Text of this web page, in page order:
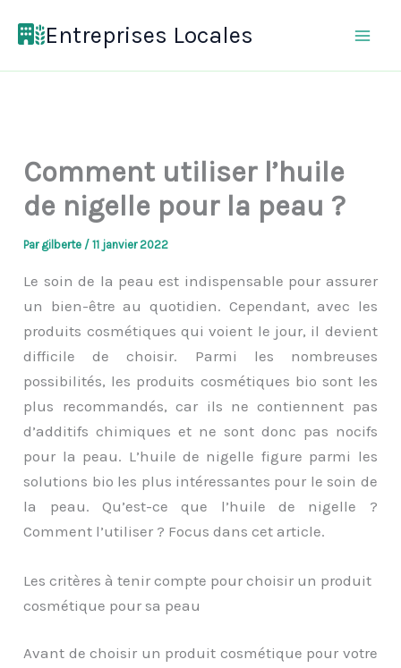
Entreprises Locales
Comment utiliser l’huile
de nigelle pour la peau ?
Par gilberte /11 janvier 2022
Le soin de la peau est indispensable pour assurer
un bien-être au quotidien. Cependant, avec les
produits cosmétiques qui voient le jour, il devient
difficile de choisir. Parmi les nombreuses
possibilités, les produits cosmétiques bio sont les
plus recommandés, car ils ne contiennent pas
d’additifs chimiques et ne sont donc pas nocifs
pour la peau. L’huile de nigelle figure parmi les
solutions bio les plus intéressantes pour le soin de
la peau. Qu’est-ce que l’huile de nigelle ?
Comment l’utiliser ? Focus dans cet article.
Les critères à tenir compte pour choisir un produit
cosmétique pour sa peau
Avant de choisir un produit cosmétique pour votre